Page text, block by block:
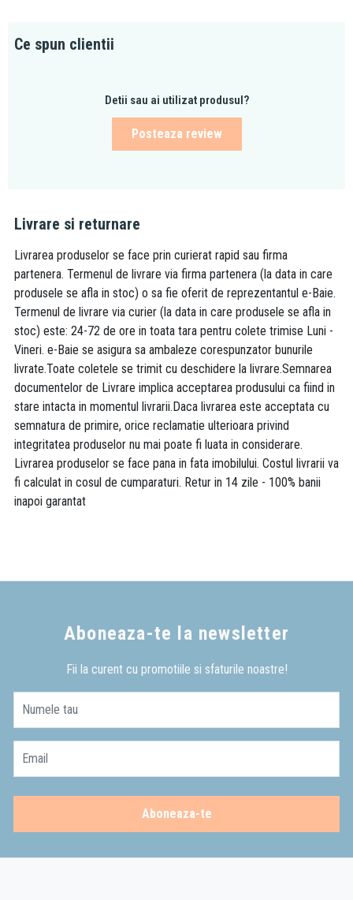
Ce spun clientii
Detii sau ai utilizat produsul?
Posteaza review
Livrare si returnare
Livrarea produselor se face prin curierat rapid sau firma
partenera. Termenul de livrare via firma partenera (la data in care
produsele se afla in stoc) o sa fie oferit de reprezentantul e-Baie.
Termenul de livrare via curier (la data in care produsele se afla in
stoc) este: 24-72 de ore in toata tara pentru colete trimise Luni -
Vineri. e-Baie se asigura sa ambaleze corespunzator bunurile
livrate.Toate coletele se trimit cu deschidere la livrare.Semnarea
documentelor de Livrare implica acceptarea produsului ca fiind in
stare intacta in momentul livrarii.Daca livrarea este acceptata cu
semnatura de primire, orice reclamatie ulterioara privind
integritatea produselor nu mai poate fi luata in considerare.
Livrarea produselor se face pana in fata imobilului. Costul livrarii va
fi calculat in cosul de cumparaturi. Retur in 14 zile - 100% banii
inapoi garantat
Aboneaza-te la newsletter
Fii la curent cu promotiile si sfaturile noastre!
Numele tau
Email
Aboneaza-te